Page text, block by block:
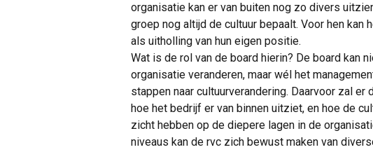
organisatie kan er van buiten nog zo divers
groep nog altijd de cultuur bepaalt. Voor hen
als uitholling van hun eigen positie.
Wat is de rol van de board hierin? De board kan
organisatie veranderen, maar wél het
stappen naar cultuurverandering. Daarvoor zal
hoe het bedrijf er van binnen uitziet, en hoe de
zicht hebben op de diepere lagen in de
niveaus kan de rvc zich bewust maken van